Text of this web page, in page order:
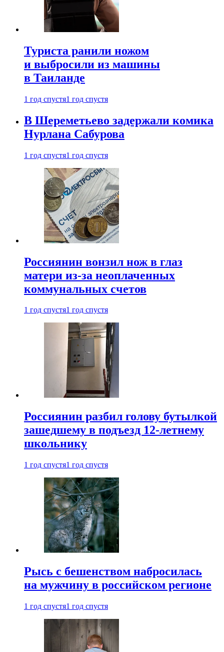
Туриста ранили ножом
и выбросили из машины
в Таиланде
1 год спустя1 год спустя
В Шереметьево задержали комика
Нурлана Сабурова
1 год спустя1 год спустя
Россиянин вонзил нож в глаз
матери из-за неоплаченных
коммунальных счетов
1 год спустя1 год спустя
Россиянин разбил голову бутылкой
зашедшему в подъезд 12-летнему
школьнику
1 год спустя1 год спустя
Рысь с бешенством набросилась
на мужчину в российском регионе
1 год спустя1 год спустя